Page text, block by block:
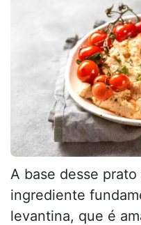
A base desse prato
ingrediente
levantina, que é